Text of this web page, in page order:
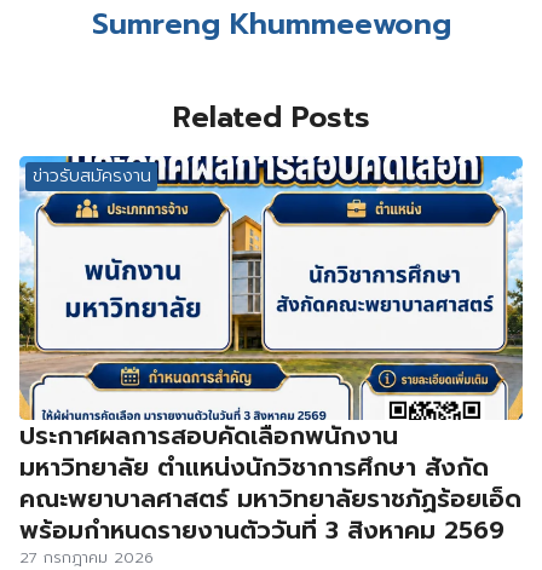
Sumreng Khummeewong
Related Posts
ข่าวรับสมัครงาน
ประกาศผลการสอบคัดเลือกพนักงาน
มหาวิทยาลัย ตำแหน่งนักวิชาการศึกษา สังกัด
คณะพยาบาลศาสตร์ มหาวิทยาลัยราชภัฏร้อยเอ็ด
พร้อมกำหนดรายงานตัววันที่ 3 สิงหาคม 2569
27 กรกฎาคม 2026